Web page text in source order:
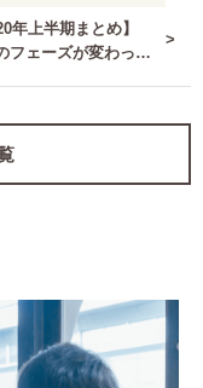
年上半期まとめ】
フェーズが変わっ
>